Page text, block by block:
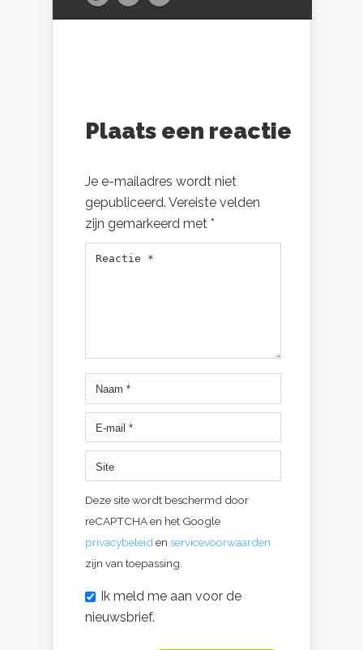
Plaats een reactie
Je e-mailadres wordt niet
gepubliceerd. Vereiste velden
zijn gemarkeerd met *
Deze site wordt beschermd door
reCAPTCHA en het Google
privacybeleid en servicevoorwaarden
zijn van toepassing.
Ik meld me aan voor de
nieuwsbrief.